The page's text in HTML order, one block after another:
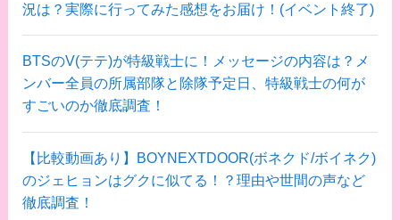
況は？実際に行ってみた感想をお届け！(イベント終了)
BTSのV(テテ)が特級戦士に！メッセージの内容は？メ
ンバー全員の所属部隊と除隊予定日、特級戦士の何が
すごいのか徹底調査！
【比較動画あり】BOYNEXTDOOR(ボネクド/ボイネク)
のジェヒョンはグクに似てる！？理由や世間の声など
徹底調査！